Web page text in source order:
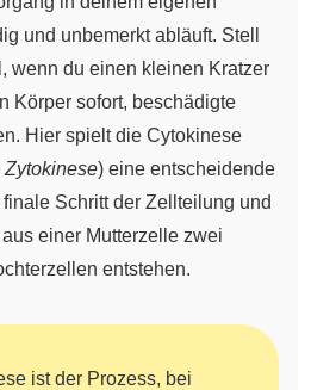
und unbemerkt abläuft. Stell
wenn du einen kleinen Kratzer
Körper sofort, beschädigte
Hier spielt die Cytokinese
Zytokinese) eine entscheidende
Schritt der Zellteilung und
einer Mutterzelle zwei
entstehen.
ist der Prozess, bei